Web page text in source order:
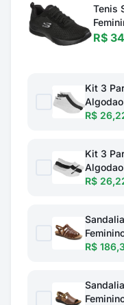
Tenis
R$
Kit 3
R$
Kit 3
R$
R$